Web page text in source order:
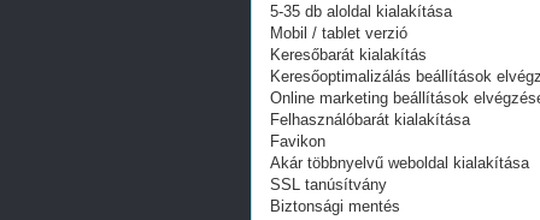
5-35 db aloldal kialakítása
Mobil / tablet verzió
Keresőbarát kialakítás
Keresőoptimalizálás beállítások
Online marketing beállítások
Felhasználóbarát kialakítása
Favikon
Akár többnyelvű weboldal kialakítása
SSL tanúsítvány
Biztonsági mentés